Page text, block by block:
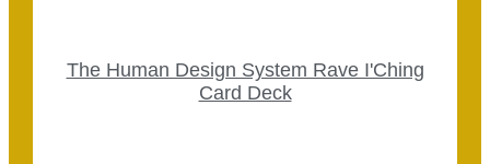
The Human Design System Rave I'Ching
Card Deck